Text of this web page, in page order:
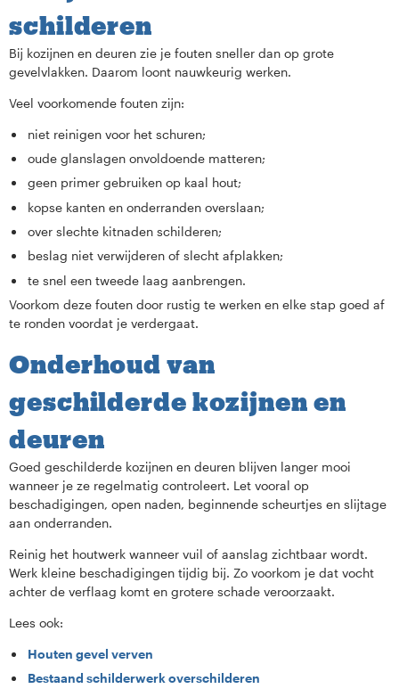
schilderen
Bij kozijnen en deuren zie je fouten sneller dan op grote
gevelvlakken. Daarom loont nauwkeurig werken.
Veel voorkomende fouten zijn:
niet reinigen voor het schuren;
oude glanslagen onvoldoende matteren;
geen primer gebruiken op kaal hout;
kopse kanten en onderranden overslaan;
over slechte kitnaden schilderen;
beslag niet verwijderen of slecht afplakken;
te snel een tweede laag aanbrengen.
Voorkom deze fouten door rustig te werken en elke stap goed af
te ronden voordat je verdergaat.
Onderhoud van
geschilderde kozijnen en
deuren
Goed geschilderde kozijnen en deuren blijven langer mooi
wanneer je ze regelmatig controleert. Let vooral op
beschadigingen, open naden, beginnende scheurtjes en slijtage
aan onderranden.
Reinig het houtwerk wanneer vuil of aanslag zichtbaar wordt.
Werk kleine beschadigingen tijdig bij. Zo voorkom je dat vocht
achter de verflaag komt en grotere schade veroorzaakt.
Lees ook:
Houten gevel verven
Bestaand schilderwerk overschilderen